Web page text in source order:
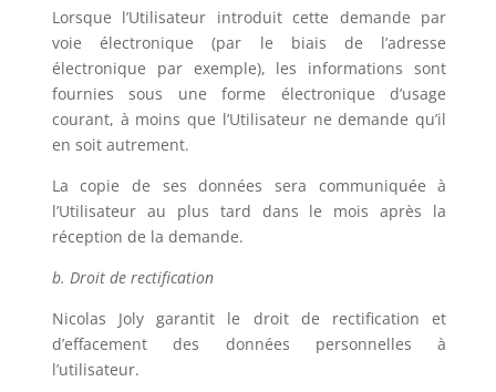
Lorsque l’Utilisateur introduit cette demande par
voie électronique (par le biais de l’adresse
électronique par exemple), les informations sont
fournies sous une forme électronique d’usage
courant, à moins que l’Utilisateur ne demande qu’il
en soit autrement.
La copie de ses données sera communiquée à
l’Utilisateur au plus tard dans le mois après la
réception de la demande.
b. Droit de rectification
Nicolas Joly garantit le droit de rectification et
d’effacement des données personnelles à
l’utilisateur.